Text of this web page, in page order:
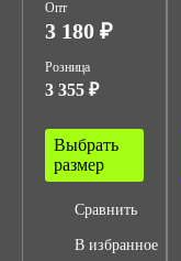
Опт
3 180 ₽
Розница
3 355 ₽
Выбрать
размер
Сравнить
В избранное